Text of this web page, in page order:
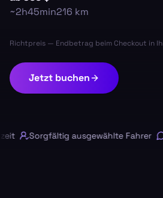
~2h45min216 km
Richtpreis — Endbetrag beim Checkout in
Jetzt buchen
Sorgfältig ausgewählte Fahrer